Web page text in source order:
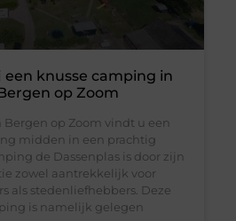
knusse camping in
op Zoom
Bergen op Zoom vindt u een
midden in een prachtig
de Dassenplas is door zijn
zowel aantrekkelijk voor
als stedenliefhebbers. Deze
is namelijk gelegen